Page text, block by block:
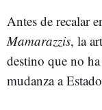
Antes de recalar
Mamarazzis, la
destino que no
mudanza a